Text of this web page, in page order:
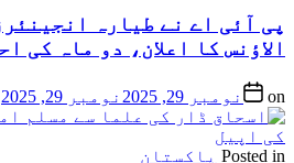
پی آئی اے نے طیارہ
الاؤنس کا اعلان، دو ماہ کی
on نومبر 29, 2025 نومبر 29, 2025
Posted in پاکستان